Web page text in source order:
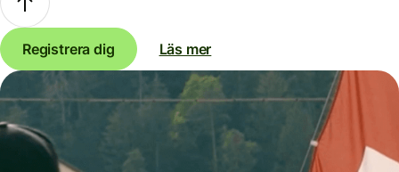
Registrera dig Läs mer